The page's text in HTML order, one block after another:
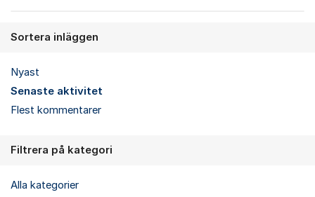
Sortera inläggen
Nyast
Senaste aktivitet
Flest kommentarer
Filtrera på kategori
Alla kategorier